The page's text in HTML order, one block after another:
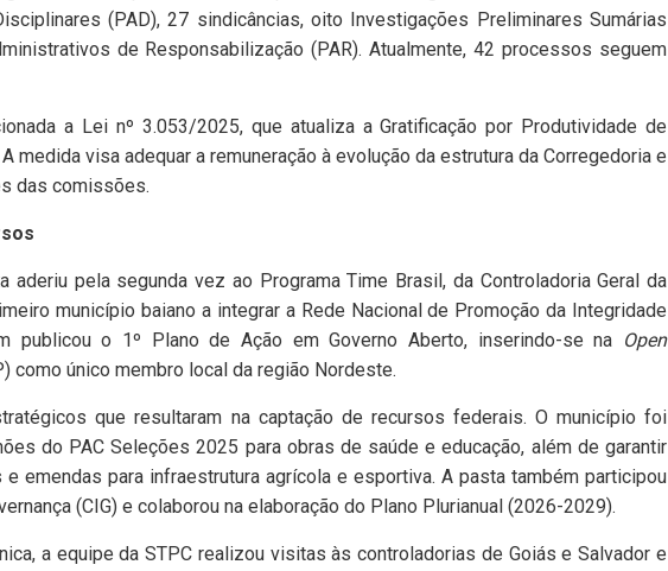
(PAD), 27 sindicâncias, oito Investigações Preliminares Sumárias
de Responsabilização (PAR). Atualmente, 42 processos seguem
a Lei nº 3.053/2025, que atualiza a Gratificação por Produtividade de
medida visa adequar a remuneração à evolução da estrutura da Corregedoria e
das comissões.
aderiu pela segunda vez ao Programa Time Brasil, da Controladoria Geral da
município baiano a integrar a Rede Nacional de Promoção da Integridade
publicou o 1º Plano de Ação em Governo Aberto, inserindo-se na Open
como único membro local da região Nordeste.
que resultaram na captação de recursos federais. O município foi
do PAC Seleções 2025 para obras de saúde e educação, além de garantir
emendas para infraestrutura agrícola e esportiva. A pasta também participou
(CIG) e colaborou na elaboração do Plano Plurianual (2026-2029).
a equipe da STPC realizou visitas às controladorias de Goiás e Salvador e